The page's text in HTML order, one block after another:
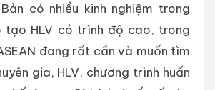
có nhiều kinh nghiệm trong
HLV có trình độ cao, trong
đang rất cần và muốn tìm
gia, HLV, chương trình huấn